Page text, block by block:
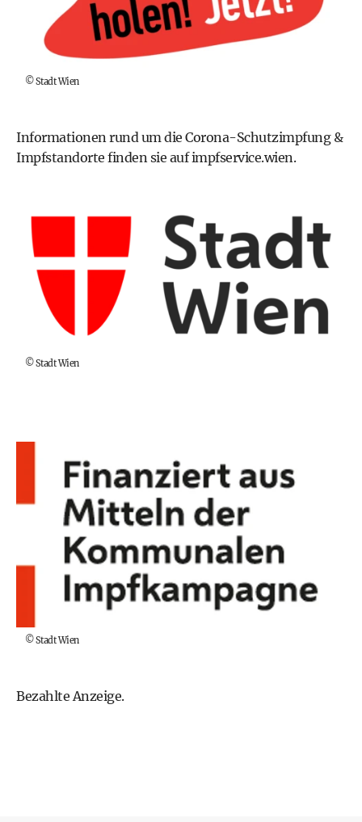
©Stadt Wien
Informationen rund um die Corona-Schutzimpfung &
Impfstandorte finden sie aufimpfservice.wien.
©Stadt Wien
©Stadt Wien
Bezahlte Anzeige.